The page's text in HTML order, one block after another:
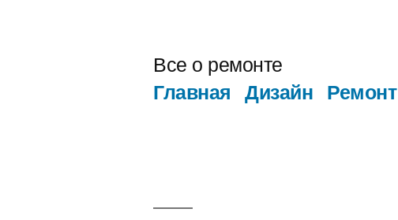
Все о ремонте
Главная Дизайн Ремонт